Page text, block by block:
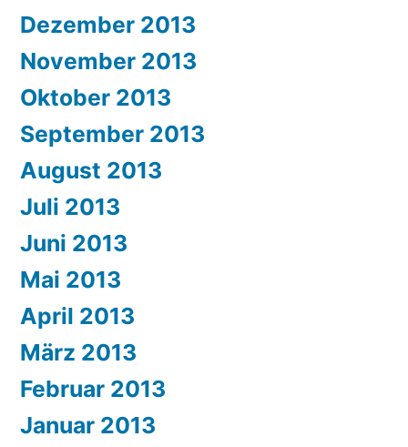
Dezember 2013
November 2013
Oktober 2013
September 2013
August 2013
Juli 2013
Juni 2013
Mai 2013
April 2013
März 2013
Februar 2013
Januar 2013